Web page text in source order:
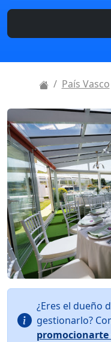
País Vasco
¿Eres el dueño
gestionarlo?
promocionarte